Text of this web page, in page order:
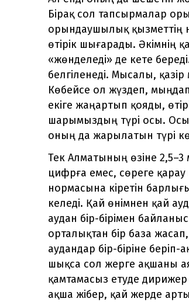
Бірақ сол тапсырмалар
орындаушылық қызметтің
өтірік шығарады. Әкімнің
«жөнделеді» де кете
белгіленеді. Мысалы,
Көбейсе ол жүздеп,
екіге жаңартып қояды,
шарымыздың түрі осы.
оның да жарылатын түрі
Тек Алматының өзіне 2,5–3
цифрға емес, сөреге қарау
нормасына кіретін
келеді. Қай өнімнен қай
аудан бір-бірімен
орталықтан бір база
аудандар бір-біріне
шықса сол жерге ақшаны
қамтамасыз етуде
ақша жібер, қай жерде